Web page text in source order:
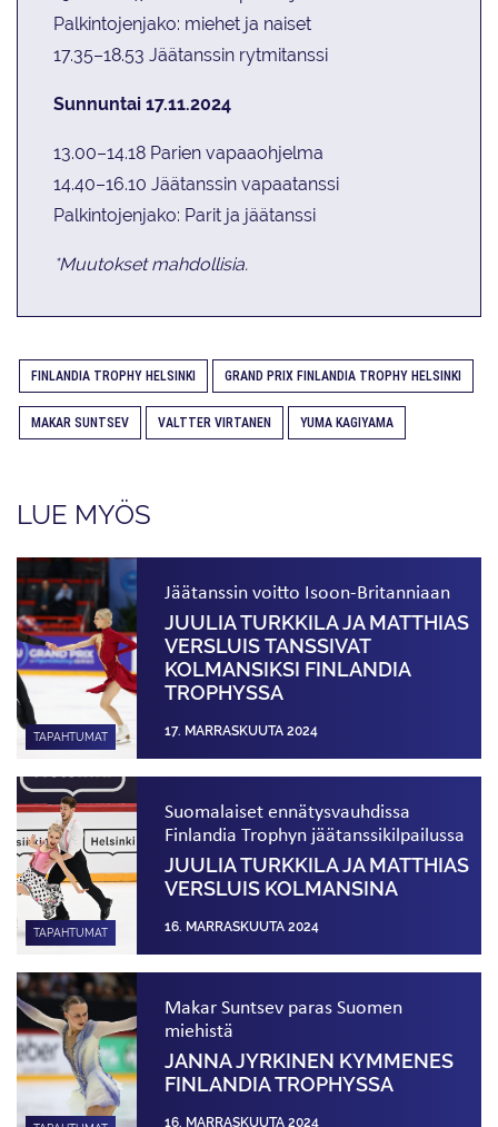
Palkintojenjako: miehet ja naiset
17.35–18.53 Jäätanssin rytmitanssi
Sunnuntai 17.11.2024
13.00–14.18 Parien vapaaohjelma
14.40–16.10 Jäätanssin vapaatanssi
Palkintojenjako: Parit ja jäätanssi
*Muutokset mahdollisia.
FINLANDIA TROPHY HELSINKI GRAND PRIX FINLANDIA TROPHY HELSINKI
MAKAR SUNTSEV VALTTER VIRTANEN YUMA KAGIYAMA
LUE MYÖS
TAPAHTUMAT
Jäätanssin voitto Isoon-Britanniaan
JUULIA TURKKILA JA MATTHIAS
VERSLUIS TANSSIVAT
KOLMANSIKSI FINLANDIA
TROPHYSSA
17. MARRASKUUTA 2024
TAPAHTUMAT
Suomalaiset ennätysvauhdissa
Finlandia Trophyn jäätanssi­kilpailussa
JUULIA TURKKILA JA MATTHIAS
VERSLUIS KOLMANSINA
16. MARRASKUUTA 2024
Makar Suntsev paras Suomen
miehistä
JANNA JYRKINEN KYMMENES
FINLANDIA TROPHYSSA
16. MARRASKUUTA 2024